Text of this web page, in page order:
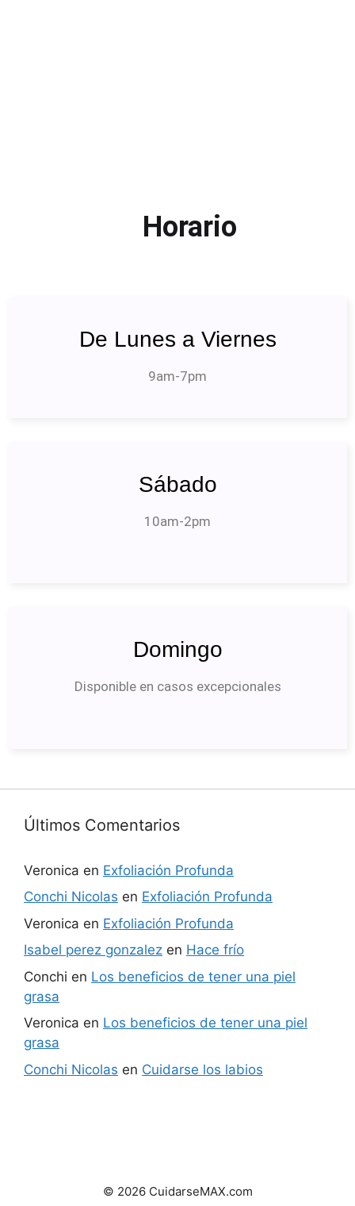
Horario
De Lunes a Viernes
9am-7pm
Sábado
10am-2pm
Domingo
Disponible en casos excepcionales
Últimos Comentarios
Veronica en Exfoliación Profunda
Conchi Nicolas en Exfoliación Profunda
Veronica en Exfoliación Profunda
Isabel perez gonzalez en Hace frío
Conchi en Los beneficios de tener una piel
grasa
Veronica en Los beneficios de tener una piel
grasa
Conchi Nicolas en Cuidarse los labios
© 2026 CuidarseMAX.com